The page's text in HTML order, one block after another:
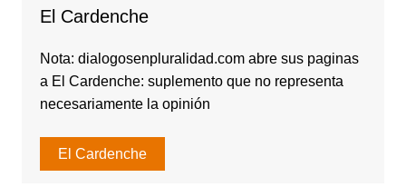
El Cardenche
Nota: dialogosenpluralidad.com abre sus paginas
a El Cardenche: suplemento que no representa
necesariamente la opinión
El Cardenche